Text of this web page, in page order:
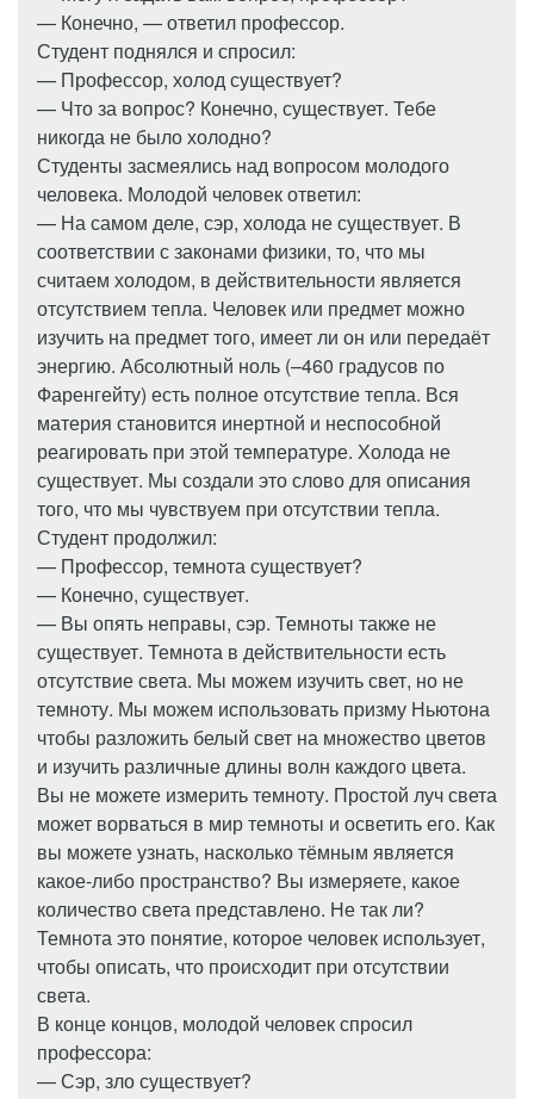
— Конечно, — ответил профессор.
Студент поднялся и спросил:
— Профессор, холод существует?
— Что за вопрос? Конечно, существует. Тебе
никогда не было холодно?
Студенты засмеялись над вопросом молодого
человека. Молодой человек ответил:
— На самом деле, сэр, холода не существует. В
соответствии с законами физики, то, что мы
считаем холодом, в действительности является
отсутствием тепла. Человек или предмет можно
изучить на предмет того, имеет ли он или передаёт
энергию. Абсолютный ноль (–460 градусов по
Фаренгейту) есть полное отсутствие тепла. Вся
материя становится инертной и неспособной
реагировать при этой температуре. Холода не
существует. Мы создали это слово для описания
того, что мы чувствуем при отсутствии тепла.
Студент продолжил:
— Профессор, темнота существует?
— Конечно, существует.
— Вы опять неправы, сэр. Темноты также не
существует. Темнота в действительности есть
отсутствие света. Мы можем изучить свет, но не
темноту. Мы можем использовать призму Ньютона
чтобы разложить белый свет на множество цветов
и изучить различные длины волн каждого цвета.
Вы не можете измерить темноту. Простой луч света
может ворваться в мир темноты и осветить его. Как
вы можете узнать, насколько тёмным является
какое-либо пространство? Вы измеряете, какое
количество света представлено. Не так ли?
Темнота это понятие, которое человек использует,
чтобы описать, что происходит при отсутствии
света.
В конце концов, молодой человек спросил
профессора:
— Сэр, зло существует?